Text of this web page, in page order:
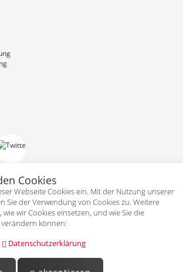
Cookies
Webseite Cookies ein. Mit der Nutzung unserer
Sie der Verwendung von Cookies zu. Weitere
wir Cookies einsetzen, und wie Sie die
können:
Datenschutzerklärung